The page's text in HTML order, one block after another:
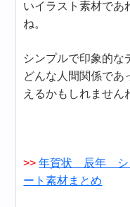
いイラスト素材であ
ね。
シンプルで印象的な
どんな人間関係であ
えるかもしれません
>> 年賀状 辰年 シ
ート素材まとめ